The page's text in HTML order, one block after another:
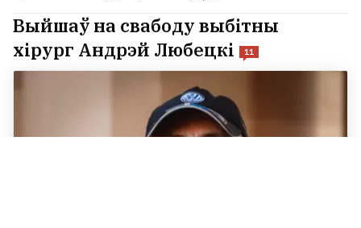
Выйшаў на свабоду выбітны
хірург Андрэй Любецкі
11